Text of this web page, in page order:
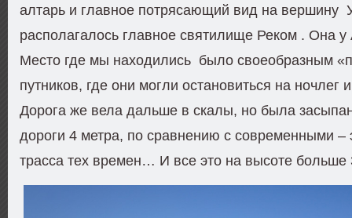
алтарь и главное потрясающий вид на вершину
располагалось главное святилище Реком . Она
Место где мы находились было своеобразным
путников, где они могли остановиться на ночлег
Дорога же вела дальше в скалы, но была
дороги 4 метра, по сравнению с современными –
трасса тех времен… И все это на высоте больше